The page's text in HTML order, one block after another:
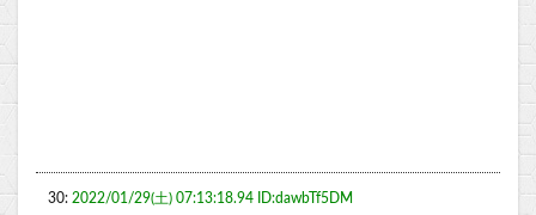
30: 2022/01/29(土) 07:13:18.94 ID:dawbTf5DM